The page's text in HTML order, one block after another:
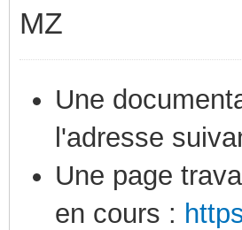
MZ
Une
l'adresse
Une page
en cours :